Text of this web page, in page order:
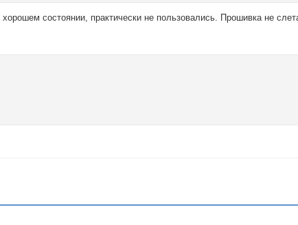
состоянии, практически не пользовались. Прошивка не